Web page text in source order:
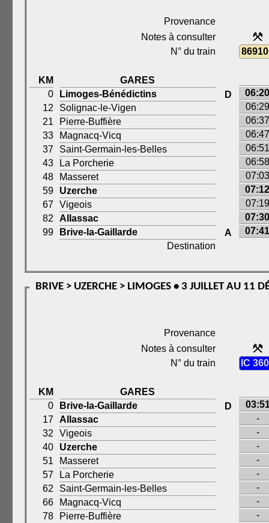
Provenance
Notes à consulter
N° du train
KM
GARES
0
Limoges-Bénédictins D
06:20
12
Solignac-le-Vigen
06:29
21
Pierre-Buffière
06:37
33
Magnacq-Vicq
06:47
37
Saint-Germain-les-Belles
06:51
43
La Porcherie
06:58
48
Masseret
07:03
59
Uzerche
07:12
67
Vigeois
07:19
82
Allassac
07:30
99
Brive-la-Gaillarde A
07:41
Destination
BRIVE > UZERCHE > LIMOGES • 3 JUILLET AU 11
Provenance
Notes à consulter
N° du train
IC
KM
GARES
0
Brive-la-Gaillarde D
17
Allassac
-
32
Vigeois
-
40
Uzerche
-
51
Masseret
-
57
La Porcherie
-
62
Saint-Germain-les-Belles
-
66
Magnacq-Vicq
-
78
Pierre-Buffière
-